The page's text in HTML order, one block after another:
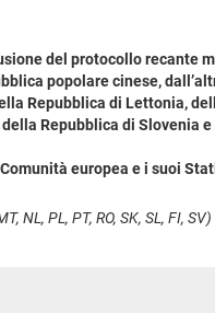
del protocollo recante
popolare cinese,
Repubblica di Lettonia,
Repubblica di Slovenia
europea e i suoi
NL, PL, PT, RO, SK, SL, FI, SV)